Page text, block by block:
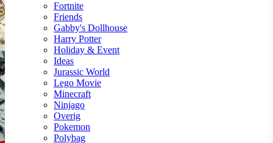
Fortnite
Friends
Gabby's Dollhouse
Harry Potter
Holiday & Event
Ideas
Jurassic World
Lego Movie
Minecraft
Ninjago
Overig
Pokemon
Polybag